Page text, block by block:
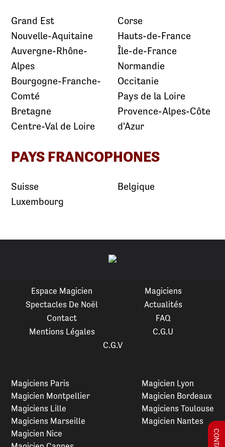
Grand Est
Nouvelle-Aquitaine
Auvergne-Rhône-
Alpes
Bourgogne-Franche-
Comté
Bretagne
Centre-Val de Loire
Corse
Hauts-de-France
Île-de-France
Normandie
Occitanie
Pays de la Loire
Provence-Alpes-Côte
d'Azur
PAYS FRANCOPHONES
Suisse
Luxembourg
Belgique
Espace Magicien
Magiciens
Spectacles De Noël
Actualités
Contact
FAQ
Mentions Légales
C.G.U
C.G.V
Magiciens Paris
Magicien Montpellier
Magiciens Lille
Magiciens Marseille
Magicien Lyon
Magicien Bordeaux
Magiciens Toulouse
Magicien Nantes
Magicien Nice